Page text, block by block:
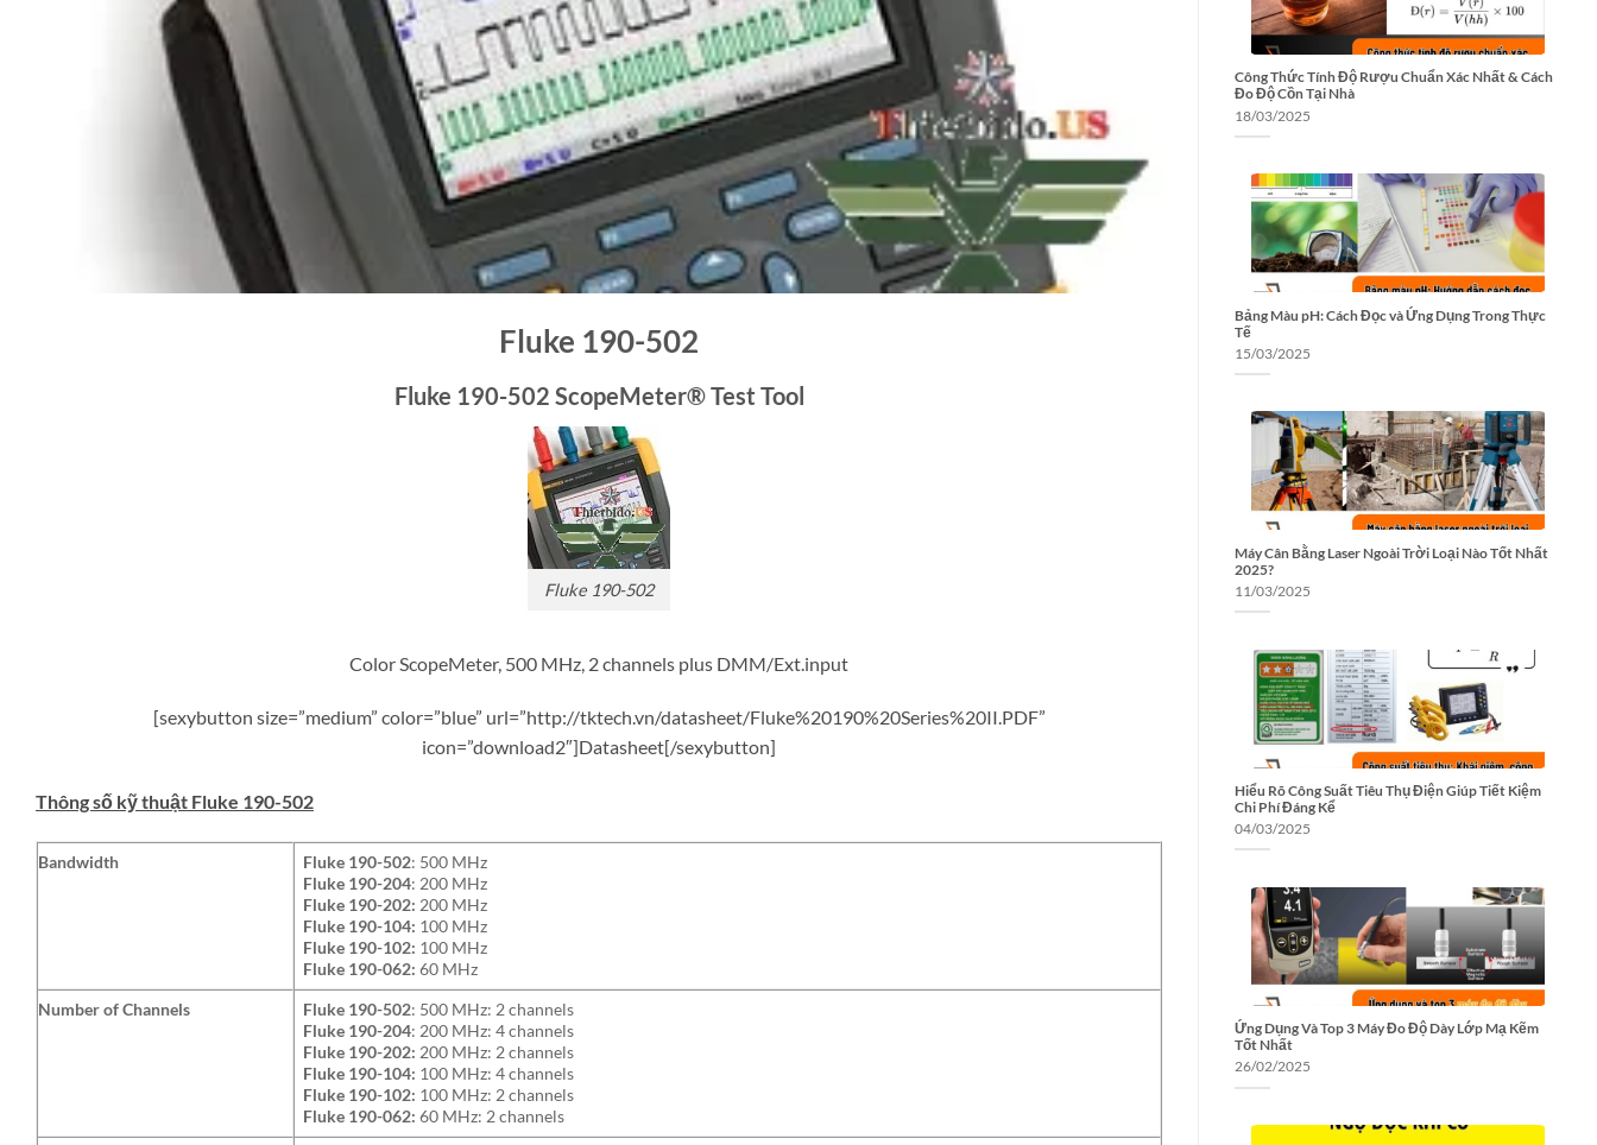
Fluke 190-502
Fluke 190-502 ScopeMeter® Test Tool
Fluke 190-502
Color ScopeMeter, 500 MHz, 2 channels plus DMM/Ext.input
[sexybutton size=”medium” color=”blue” url=”http://tktech.vn/datasheet/Fluke%20190%20Series%20II.PDF”
icon=”download2″]Datasheet[/sexybutton]
Thông số kỹ thuật Fluke 190-502
Bandwidth Fluke 190-502: 500 MHz
Fluke 190-204: 200 MHz
Fluke 190-202: 200 MHz
Fluke 190-104: 100 MHz
Fluke 190-102: 100 MHz
Fluke 190-062: 60 MHz
Number of Channels
Fluke 190-502: 500 MHz: 2 channels
Fluke 190-204: 200 MHz: 4 channels
Fluke 190-202: 200 MHz: 2 channels
Fluke 190-104: 100 MHz: 4 channels
Fluke 190-102: 100 MHz: 2 channels
Fluke 190-062: 60 MHz: 2 channels
Công Thức Tính Độ Rượu Chuẩn Xác Nhất & Cách
Đo Độ Cồn Tại Nhà
18/03/2025
Bảng Màu pH: Cách Đọc và Ứng Dụng Trong Thực
Tế
15/03/2025
Máy Cân Bằng Laser Ngoài Trời Loại Nào Tốt Nhất
2025?
11/03/2025
Hiểu Rõ Công Suất Tiêu Thụ Điện Giúp Tiết Kiệm
Chi Phí Đáng Kể
04/03/2025
Ứng Dụng Và Top 3 Máy Đo Độ Dày Lớp Mạ Kẽm
Tốt Nhất
26/02/2025